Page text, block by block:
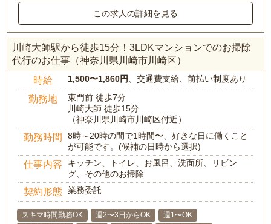
この求人の詳細を見る
川崎大師駅から徒歩15分！3LDKマンションでのお掃除
代行のお仕事（神奈川県川崎市川崎区）
時給 1,500〜1,860円、交通費支給、前払い制度あり
勤務地
東門前 徒歩7分
川崎大師 徒歩15分
（神奈川県川崎市川崎区付近）
勤務時間
8時～20時の間で1時間〜、好きな日に働くこと
が可能です。(候補の日時から選択)
仕事内容
キッチン、トイレ、お風呂、洗面所、リビン
グ、その他のお掃除
契約形態 業務委託
スキマ時間勤務OK 週2〜3日からOK
週1〜OK